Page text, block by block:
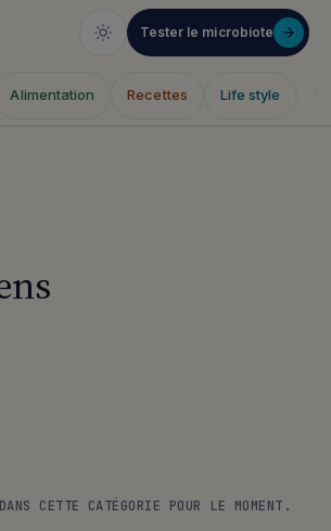
Tester le microbiote
Alimentation Recettes Life style
CETTE CATÉGORIE POUR LE MOMENT.